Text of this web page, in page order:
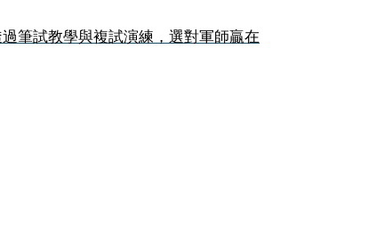
筆試教學與複試演練，選對軍師贏在